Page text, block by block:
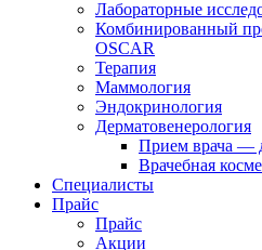
Лабораторные
Комбинированный
OSCAR
Терапия
Маммология
Эндокринология
Дерматовенерология
Прием врача —
Врачебная
Специалисты
Прайс
Прайс
Акции